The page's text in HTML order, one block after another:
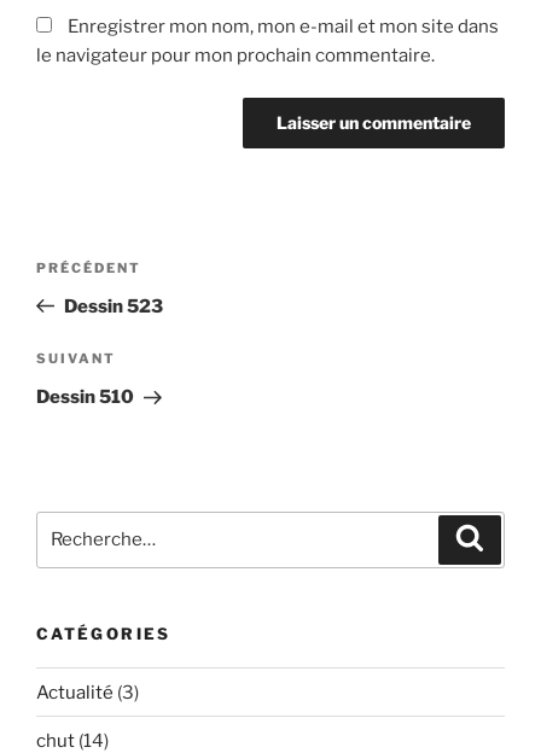
Enregistrer mon nom, mon e-mail et mon site dans
le navigateur pour mon prochain commentaire.
Navigation
l’article
Article
précédent
PRÉCÉDENT
Dessin 523
Article
suivant
SUIVANT
Dessin 510
pour
CATÉGORIES
Actualité (3)
chut (14)